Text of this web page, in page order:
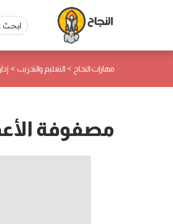
مهارات النجاح > التعليم والتدريب >
مصفوفة